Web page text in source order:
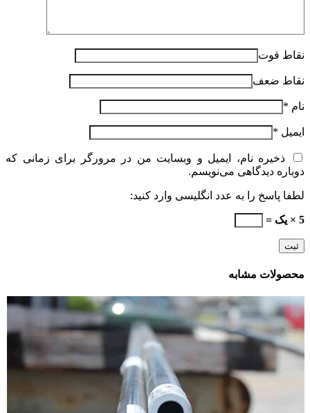
نقاط قوت
نقاط ضعف
نام *
ایمیل *
ذخیره نام، ایمیل و وبسایت من در مرورگر برای زمانی که
دوباره دیدگاهی می‌نویسم.
لطفا پاسخ را به عدد انگلیسی وارد کنید:
5 × یک =
محصولات مشابه